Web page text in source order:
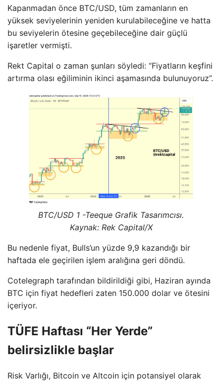
Kapanmadan önce BTC/USD, tüm zamanların en
yüksek seviyelerinin yeniden kurulabileceğine ve hatta
bu seviyelerin ötesine geçebileceğine dair güçlü
işaretler vermişti.
Rekt Capital o zaman şunları söyledi: “Fiyatların keşfini
artırma olası eğiliminin ikinci aşamasında bulunuyoruz”.
BTC/USD 1 -Teeque Grafik Tasarımcısı.
Kaynak: Rek Capital/X
Bu nedenle fiyat, Bulls’un yüzde 9,9 kazandığı bir
haftada ele geçirilen işlem aralığına geri döndü.
Cotelegraph tarafından bildirildiği gibi, Haziran ayında
BTC için fiyat hedefleri zaten 150.000 dolar ve ötesini
içeriyor.
TÜFE Haftası “Her Yerde”
belirsizlikle başlar
Risk Varlığı, Bitcoin ve Altcoin için potansiyel olarak